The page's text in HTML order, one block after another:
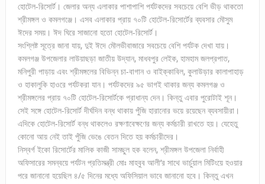
হোটেল-রিসোর্ট। জেলার অন্য এলাকার পাশাপাশি পর্যটকদের সবচেয়ে বেশি ভীড় থাকতো
শ্রীমঙ্গল ও কমলগঞ্জে। এসব এলাকার প্রায় ৭০টি হোটেল-রিসোর্টের ব্যবসার মৌসুম
ঈদের সময়। ঈদ ঘিরে সাজানো হতো হোটেল-রিসোর্ট।
সংশ্লিষ্ট সূত্রে জানা যায়, দুই ঈদে মৌলভীবাজারে সবচেয়ে বেশি পর্যটক দেখা যায়।
কমলগঞ্জ উপজেলার লাউয়াছড়া জাতীয় উদ্যান, মাধবপুর লেইক, হামহাম জলপ্রপাত,
মনিপুরী পাড়ায় এবং শ্রীমঙ্গলের বিভিন্ন চা-বাগান ও বাইক্কাবিল, কুলাউড়ার কালাপাহাড়
ও হাকালুকি হাওরে পর্যটকরা যান। পর্যটকদের ৯৫ ভাগই থাকার জন্য কমলগঞ্জ ও
শ্রীমঙ্গলের প্রায় ৭০টি হোটেল-রিসোর্টকে প্রাধান্য দেন। কিন্তু এবার পুরোটাই শূন।
সেই সঙ্গে হোটেল-রিসোর্ট দীর্ঘদিন বন্ধ থাকায় পুঁজি হারানোর ভয়ে রয়েছেন ব্যবসায়ীরা।
এদিকে হোটেল-রিসোর্ট বন্ধ থাকলেও রক্ষণাবেক্ষণের জন্য কর্মচারী রাখতে হয়। যেহেতু
কোনো আয় নেই তাই পুঁজি ভেঙে বেতন দিতে হয় কর্মচারীদের।
নিস্বর্গ ইকো রিসোর্টের মালিক কাজী সামছুল হক বলেন, শ্রীমঙ্গল উপজেলা নির্বাহী
অফিসারের সমন্বয়ে পর্যটন প্রতিমন্ত্রী মোঃ মাহবুব আলী’র সাথে ভার্চুয়াল মিটিংয়ে হওয়ার
পরে জানানো হয়েছিল ৪/৫ দিনের মধ্যে অফিসিয়াল ভাবে জানানো হবে। কিন্তু এখন